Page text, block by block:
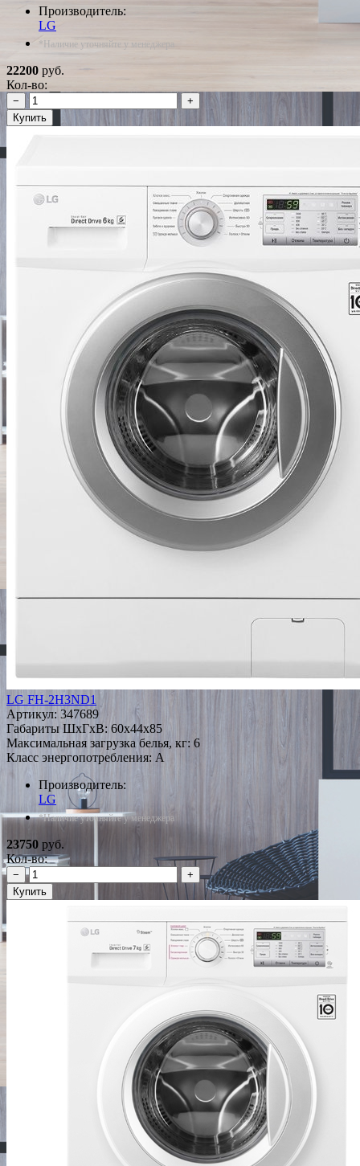
Производитель:
LG
*Наличие уточняйте у менеджера
22200 руб.
Кол-во:
−
+
Купить
LG FH-2H3ND1
Артикул: 347689
Габариты ШxГxВ: 60x44x85
Максимальная загрузка белья, кг: 6
Класс энергопотребления: A
Производитель:
LG
*Наличие уточняйте у менеджера
23750 руб.
Кол-во:
−
+
Купить